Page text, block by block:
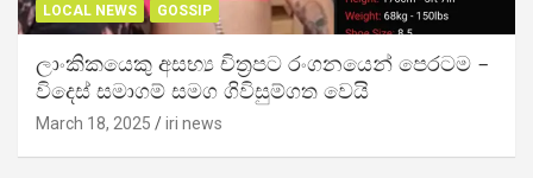
LOCAL NEWS GOSSIP
ලාංකිකයෙකු අසභ්‍ය චිත්‍රපට රංගනයෙන් පෙරටම –
විදෙස් සමාගම් සමග ගිවිසුම්ගත වෙයි
March 18, 2025 iri news